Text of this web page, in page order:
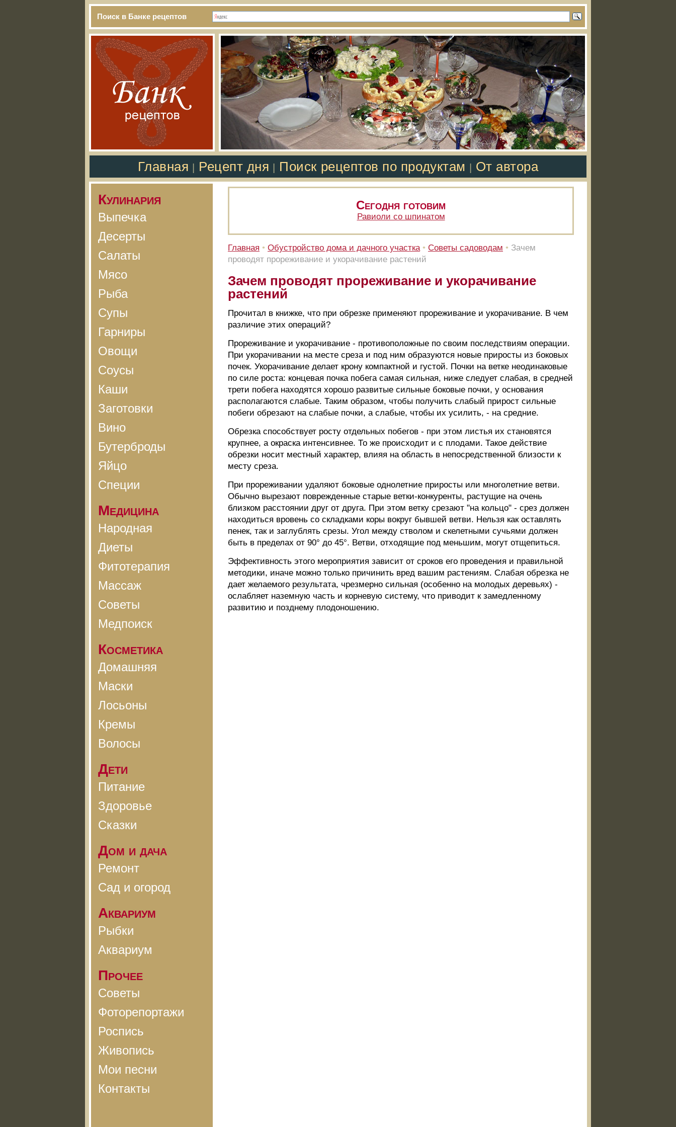
Поиск в Банке рецептов
Главная Рецепт дня Поиск рецептов по продуктам От автора
Кулинария
Выпечка
Десерты
Салаты
Мясо
Рыба
Супы
Гарниры
Овощи
Соусы
Каши
Заготовки
Вино
Бутерброды
Яйцо
Специи
Медицина
Народная
Диеты
Фитотерапия
Массаж
Советы
Медпоиск
Косметика
Домашняя
Маски
Лосьоны
Кремы
Волосы
Дети
Питание
Здоровье
Сказки
Дом и дача
Ремонт
Сад и огород
Аквариум
Рыбки
Аквариум
Прочее
Советы
Фоторепортажи
Роспись
Живопись
Мои песни
Контакты
Сегодня готовим
Равиоли со шпинатом
Главная • Обустройство дома и дачного участка • Советы садоводам • Зачем
проводят прореживание и укорачивание растений
Зачем проводят прореживание и укорачивание
растений
Прочитал в книжке, что при обрезке применяют прореживание и укорачивание. В чем
различие этих операций?
Прореживание и укорачивание - противоположные по своим последствиям операции.
При укорачивании на месте среза и под ним образуются новые приросты из боковых
почек. Укорачивание делает крону компактной и густой. Почки на ветке неодинаковые
по силе роста: концевая почка побега самая сильная, ниже следует слабая, в средней
трети побега находятся хорошо развитые сильные боковые почки, у основания
располагаются слабые. Таким образом, чтобы получить слабый прирост сильные
побеги обрезают на слабые почки, а слабые, чтобы их усилить, - на средние.
Обрезка способствует росту отдельных побегов - при этом листья их становятся
крупнее, а окраска интенсивнее. То же происходит и с плодами. Такое действие
обрезки носит местный характер, влияя на область в непосредственной близости к
месту среза.
При прореживании удаляют боковые однолетние приросты или многолетние ветви.
Обычно вырезают поврежденные старые ветки-конкуренты, растущие на очень
близком расстоянии друг от друга. При этом ветку срезают "на кольцо" - срез должен
находиться вровень со складками коры вокруг бывшей ветви. Нельзя как оставлять
пенек, так и заглублять срезы. Угол между стволом и скелетными сучьями должен
быть в пределах от 90° до 45°. Ветви, отходящие под меньшим, могут отщепиться.
Эффективность этого мероприятия зависит от сроков его проведения и правильной
методики, иначе можно только причинить вред вашим растениям. Слабая обрезка не
дает желаемого результата, чрезмерно сильная (особенно на молодых деревьях) -
ослабляет наземную часть и корневую систему, что приводит к замедленному
развитию и позднему плодоношению.